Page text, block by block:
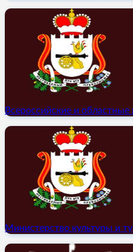
Всероссийские и областные
Министерство культуры и